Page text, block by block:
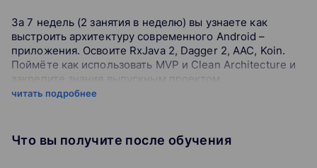
За 7 недель (2 занятия в неделю) вы узнаете как
выстроить архитектуру современного Android –
приложения. Освоите RxJava 2, Dagger 2, AAC, Koin.
Поймёте как использовать MVP и Clean Architecture и
закрепите знания выпускным проектом.
13 занятий
читать подробнее
Что вы получите после обучения